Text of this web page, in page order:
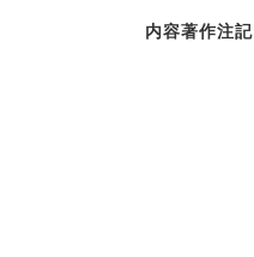
内容著作注記